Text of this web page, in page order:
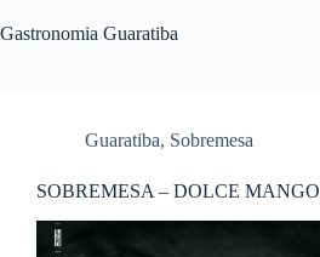
Gastronomia Guaratiba
Guaratiba, Sobremesa
SOBREMESA – DOLCE MANGO